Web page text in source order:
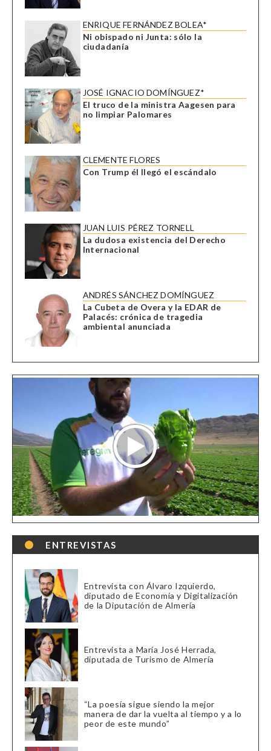
ENRIQUE FERNÁNDEZ BOLEA*
Ni obispado ni Junta: sólo la
ciudadanía
JOSÉ IGNACIO DOMÍNGUEZ*
El truco de la ministra Aagesen para
no limpiar Palomares
CLEMENTE FLORES
Con Trump él llegó el escándalo
JUAN LUIS PÉREZ TORNELL
La dudosa existencia del Derecho
Internacional
ANDRÉS SÁNCHEZ DOMÍNGUEZ
La Cubeta de Overa y la EDAR de
Palacés: crónica de tragedia
ambiental anunciada
ENTREVISTAS
Entrevista con Álvaro Izquierdo,
diputado de Economía y Digitalización
de la Diputación de Almería
Entrevista a María José Herrada,
diputada de Turismo de Almería
“La poesía sigue siendo la mejor
manera de dar la vuelta al tiempo y a lo
peor de este mundo”